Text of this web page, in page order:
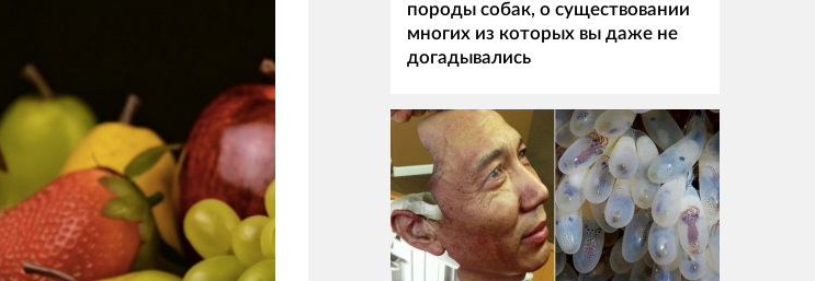
породы собак, о существовании
многих из которых вы даже не
догадывались